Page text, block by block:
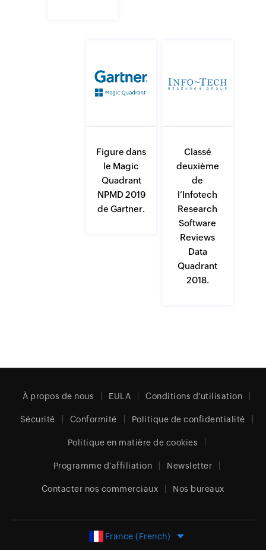
Figure dans
le Magic
Quadrant
NPMD 2019
de Gartner.
Classé
deuxième
de
l’Infotech
Research
Software
Reviews
Data
Quadrant
2018.
À propos de nous EULA Conditions d'utilisation
Sécurité Conformité Politique de confidentialité
Politique en matière de cookies
Programme d'affiliation Newsletter
Contacter nos commerciaux Nos bureaux
France (French)